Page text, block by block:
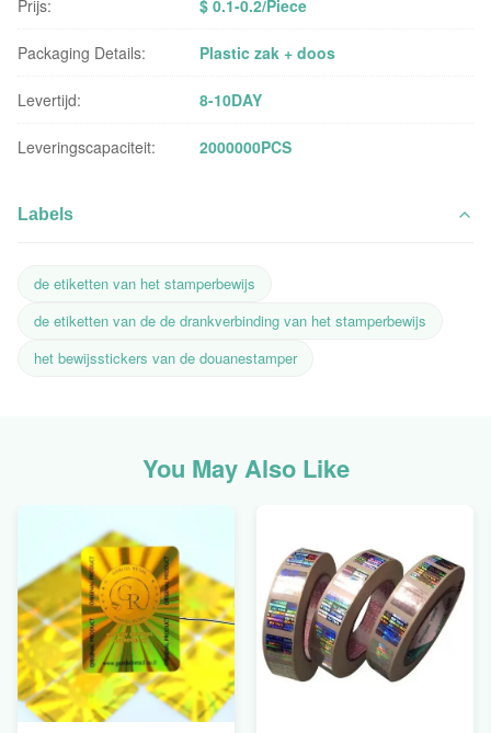
Prijs: $ 0.1-0.2/Piece
Packaging Details: Plastic zak + doos
Levertijd: 8-10DAY
Leveringscapaciteit: 2000000PCS
Labels
de etiketten van het stamperbewijs
de etiketten van de de drankverbinding van het stamperbewijs
het bewijsstickers van de douanestamper
You May Also Like